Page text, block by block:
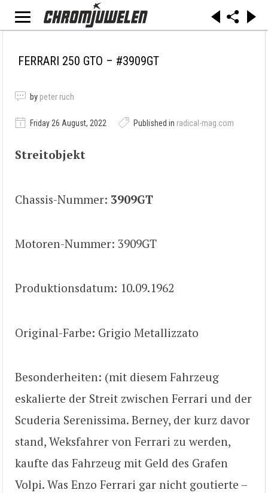
FERRARI 250 GTO – #3909GT
by peter ruch
Friday 26 August, 2022 Published in radical-mag.com
Streitobjekt
Chassis-Nummer: 3909GT
Motoren-Nummer: 3909GT
Produktionsdatum: 10.09.1962
Original-Farbe: Grigio Metallizzato
Besonderheiten: (mit diesem Fahrzeug
eskalierte der Streit zwischen Ferrari und der
Scuderia Serenissima. Berney, der kurz davor
stand, Weksfahrer von Ferrari zu werden,
kaufte das Fahrzeug mit Geld des Grafen
Volpi. Was Enzo Ferrari gar nicht goutierte –